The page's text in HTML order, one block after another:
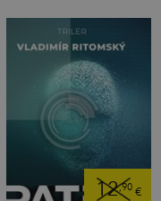
12,90€